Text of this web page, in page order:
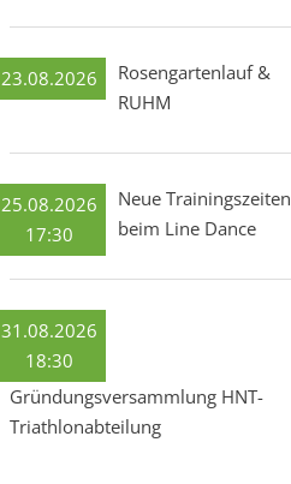
23.08.2026
Rosengartenlauf &
RUHM
25.08.2026
17:30
Neue Trainingszeiten
beim Line Dance
31.08.2026
18:30
Gründungsversammlung HNT-
Triathlonabteilung